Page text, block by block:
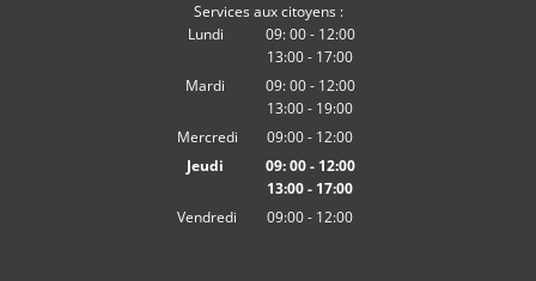
Services aux citoyens :
Lundi
09:00- 12:00
De 09:00 à 12:00
13:00- 17:00
De 13:00 à 17:00
Mardi 09:00- 12:00
De 09:00 à 12:00
13:00- 19:00
De 13:00 à 19:00
Mercredi 09:00- 12:00
heures De 09:00 à 12:00 heures
Jeudi 09:00- 12:00
De 09:00 à 12:00
13:00- 17:00
De 13:00 à 17:00
Vendredi 09:00- 12:00